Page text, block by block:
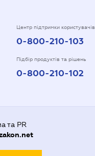
Центр підтримки користувачів
0-800-210-103
Підбір продуктів та рішень
0-800-210-102
та PR